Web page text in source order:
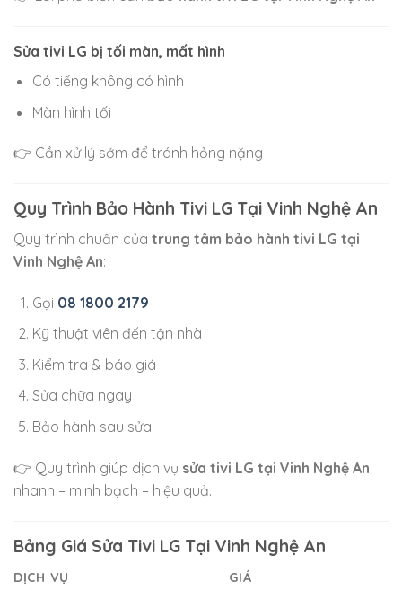
Sửa tivi LG bị tối màn, mất hình
Có tiếng không có hình
Màn hình tối
👉 Cần xử lý sớm để tránh hỏng nặng
Quy Trình Bảo Hành Tivi LG Tại Vinh Nghệ An
Quy trình chuẩn của trung tâm bảo hành tivi LG tại
Vinh Nghệ An:
Gọi 08 1800 2179
Kỹ thuật viên đến tận nhà
Kiểm tra & báo giá
Sửa chữa ngay
Bảo hành sau sửa
👉 Quy trình giúp dịch vụ sửa tivi LG tại Vinh Nghệ An
nhanh – minh bạch – hiệu quả.
Bảng Giá Sửa Tivi LG Tại Vinh Nghệ An
DỊCH VỤ
GIÁ